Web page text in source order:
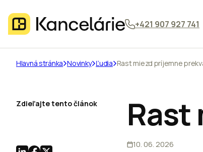
+421 907 927 741
Hlavná stránka Novinky Ľudia Rast miezd príjemne
Rast
10. 06. 2026
Zdieľajte tento článok